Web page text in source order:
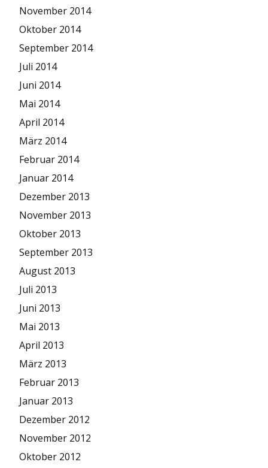
November 2014
Oktober 2014
September 2014
Juli 2014
Juni 2014
Mai 2014
April 2014
März 2014
Februar 2014
Januar 2014
Dezember 2013
November 2013
Oktober 2013
September 2013
August 2013
Juli 2013
Juni 2013
Mai 2013
April 2013
März 2013
Februar 2013
Januar 2013
Dezember 2012
November 2012
Oktober 2012